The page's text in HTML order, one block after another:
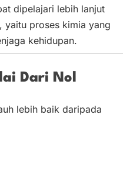
dipelajari lebih lanjut
, yaitu proses kimia yang
kehidupan.
Dari Nol
lebih baik daripada